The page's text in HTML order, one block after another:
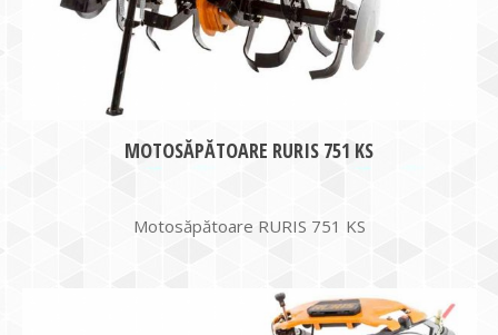
MOTOSĂPĂTOARE RURIS 751 KS
Motosăpătoare RURIS 751 KS